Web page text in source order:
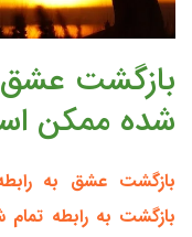
بازگشت عشق
شده ممکن
بازگشت عشق به
بازگشت به رابطه تمام